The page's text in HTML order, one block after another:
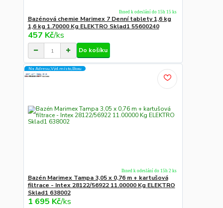
Bazénová chemie Marimex 7 Denní tablety 1,6 kg
1,6 kg 1.70000 Kg ELEKTRO Sklad1 55600240
457 Kč/ks
Ihned k odeslání do 15h 15 ks
Do košíku
Na Adresu,Výd.místo,Boxu
Bazén Marimex Tampa 3,05 x 0,76 m + kartušová
filtrace - Intex 28122/56922 11.00000 Kg ELEKTRO
Sklad1 638002
1 695 Kč/ks
Ihned k odeslání do 15h 2 ks